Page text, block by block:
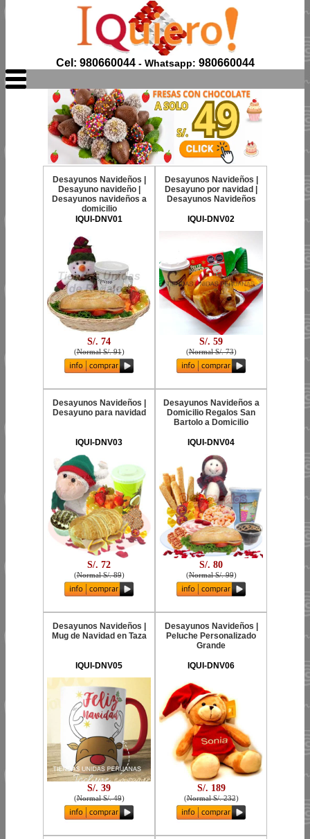
Cel: 980660044- Whatsapp: 980660044
Desayunos Navideños |
Desayuno navideño |
Desayunos navideños a
domicilio
IQUI-DNV01
S/. 74
(Normal S/. 91)
Desayunos Navideños |
Desayuno por navidad |
Desayunos Navideños
IQUI-DNV02
S/. 59
(Normal S/. 73)
Desayunos Navideños |
Desayuno para navidad
IQUI-DNV03
S/. 72
(Normal S/. 89)
Desayunos Navideños a
Domicilio Regalos San
Bartolo a Domicilio
IQUI-DNV04
S/. 80
(Normal S/. 99)
Desayunos Navideños |
Mug de Navidad en Taza
IQUI-DNV05
S/. 39
(Normal S/. 49)
Desayunos Navideños |
Peluche Personalizado
Grande
IQUI-DNV06
S/. 189
(Normal S/. 232)